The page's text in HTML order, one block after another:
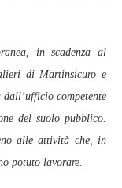
in scadenza al
di Martinsicuro e
dall’ufficio competente
del suolo pubblico.
alle attività che, in
potuto lavorare.